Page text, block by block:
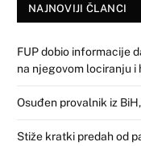
NAJNOVIJI ČLANCI
FUP dobio informacije
na njegovom lociranju i
Osuđen provalnik iz
Stiže kratki predah od